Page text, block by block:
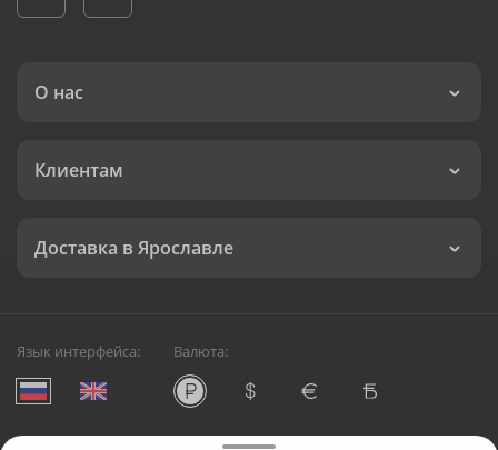
О нас
Клиентам
Доставка в Ярославле
Язык интерфейса: Валюта: